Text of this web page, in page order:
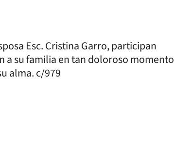
Esc. Cristina Garro, participan
a su familia en tan doloroso momento
alma. c/979